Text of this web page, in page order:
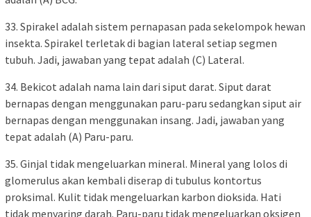
33. Spirakel adalah sistem pernapasan pada sekelompok hewan
insekta. Spirakel terletak di bagian lateral setiap segmen
tubuh. Jadi, jawaban yang tepat adalah (C) Lateral.
34. Bekicot adalah nama lain dari siput darat. Siput darat
bernapas dengan menggunakan paru-paru sedangkan siput air
bernapas dengan menggunakan insang. Jadi, jawaban yang
tepat adalah (A) Paru-paru.
35. Ginjal tidak mengeluarkan mineral. Mineral yang lolos di
glomerulus akan kembali diserap di tubulus kontortus
proksimal. Kulit tidak mengeluarkan karbon dioksida. Hati
tidak menyaring darah. Paru-paru tidak mengeluarkan oksigen